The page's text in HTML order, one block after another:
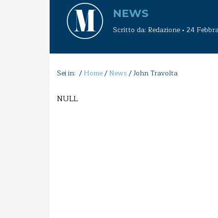
NEWS
Scritto da: Redazione • 24
Sei in: /Home/News/John Travolta
NULL